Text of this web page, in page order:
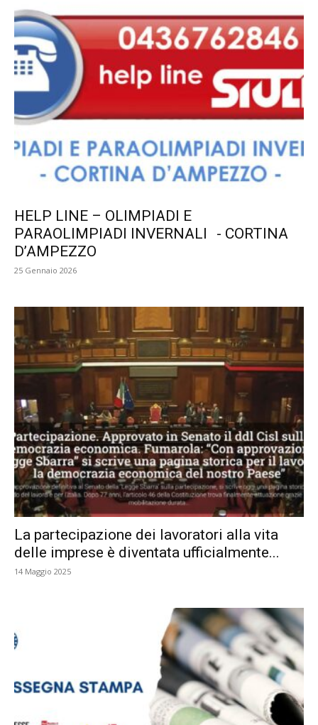
HELP LINE – OLIMPIADI E
PARAOLIMPIADI INVERNALI - CORTINA
D’AMPEZZO
25 Gennaio 2026
La partecipazione dei lavoratori alla vita
delle imprese è diventata ufficialmente...
14 Maggio 2025